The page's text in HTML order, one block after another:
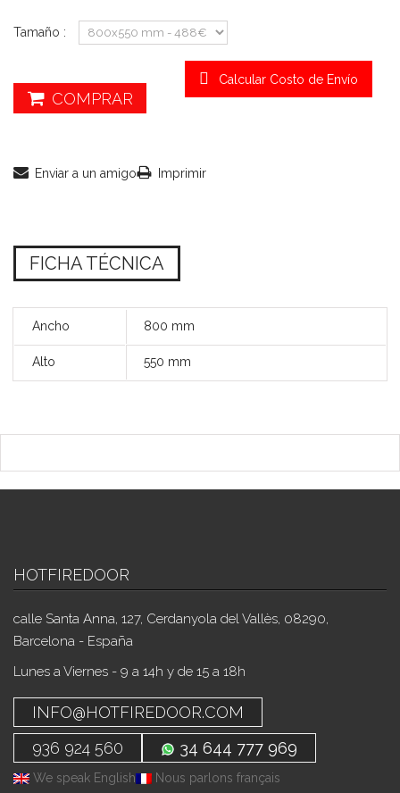
Tamaño :
Calcular Costo de Envío
COMPRAR
Enviar a un amigo Imprimir
FICHA TÉCNICA
Ancho 800 mm
Alto 550 mm
HOTFIREDOOR
calle Santa Anna, 127, Cerdanyola del Vallès, 08290,
Barcelona - España
Lunes a Viernes - 9 a 14h y de 15 a 18h
INFO@HOTFIREDOOR.COM
936 924 560
34 644 777 969
We speak English
Nous parlons français